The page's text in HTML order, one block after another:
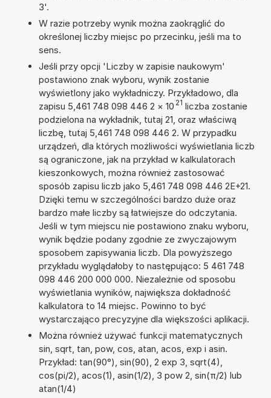
3'.
W razie potrzeby wynik można zaokrąglić do
określonej liczby miejsc po przecinku, jeśli ma to
sens.
Jeśli przy opcji 'Liczby w zapisie naukowym'
postawiono znak wyboru, wynik zostanie
wyświetlony jako wykładniczy. Przykładowo, dla
zapisu 5,461 748 098 446 2 × 10 21 liczba zostanie
podzielona na wykładnik, tutaj 21, oraz właściwą
liczbę, tutaj 5,461 748 098 446 2. W przypadku
urządzeń, dla których możliwości wyświetlania liczb
są ograniczone, jak na przykład w kalkulatorach
kieszonkowych, można również zastosować
sposób zapisu liczb jako 5,461 748 098 446 2E+21.
Dzięki temu w szczególności bardzo duże oraz
bardzo małe liczby są łatwiejsze do odczytania.
Jeśli w tym miejscu nie postawiono znaku wyboru,
wynik będzie podany zgodnie ze zwyczajowym
sposobem zapisywania liczb. Dla powyższego
przykładu wyglądałoby to następująco: 5 461 748
098 446 200 000 000. Niezależnie od sposobu
wyświetlania wyników, największa dokładność
kalkulatora to 14 miejsc. Powinno to być
wystarczająco precyzyjne dla większości aplikacji.
Można również używać funkcji matematycznych
sin, sqrt, tan, pow, cos, atan, acos, exp i asin.
Przykład: tan(90°), sin(90), 2 exp 3, sqrt(4),
cos(pi/2), acos(1), asin(1/2), 3 pow 2, sin(π/2) lub
atan(1/4)